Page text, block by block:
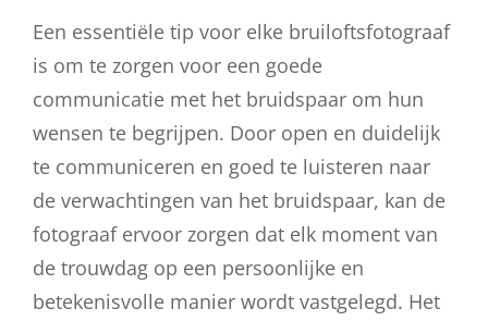
Een essentiële tip voor elke bruiloftsfotograaf
is om te zorgen voor een goede
communicatie met het bruidspaar om hun
wensen te begrijpen. Door open en duidelijk
te communiceren en goed te luisteren naar
de verwachtingen van het bruidspaar, kan de
fotograaf ervoor zorgen dat elk moment van
de trouwdag op een persoonlijke en
betekenisvolle manier wordt vastgelegd. Het